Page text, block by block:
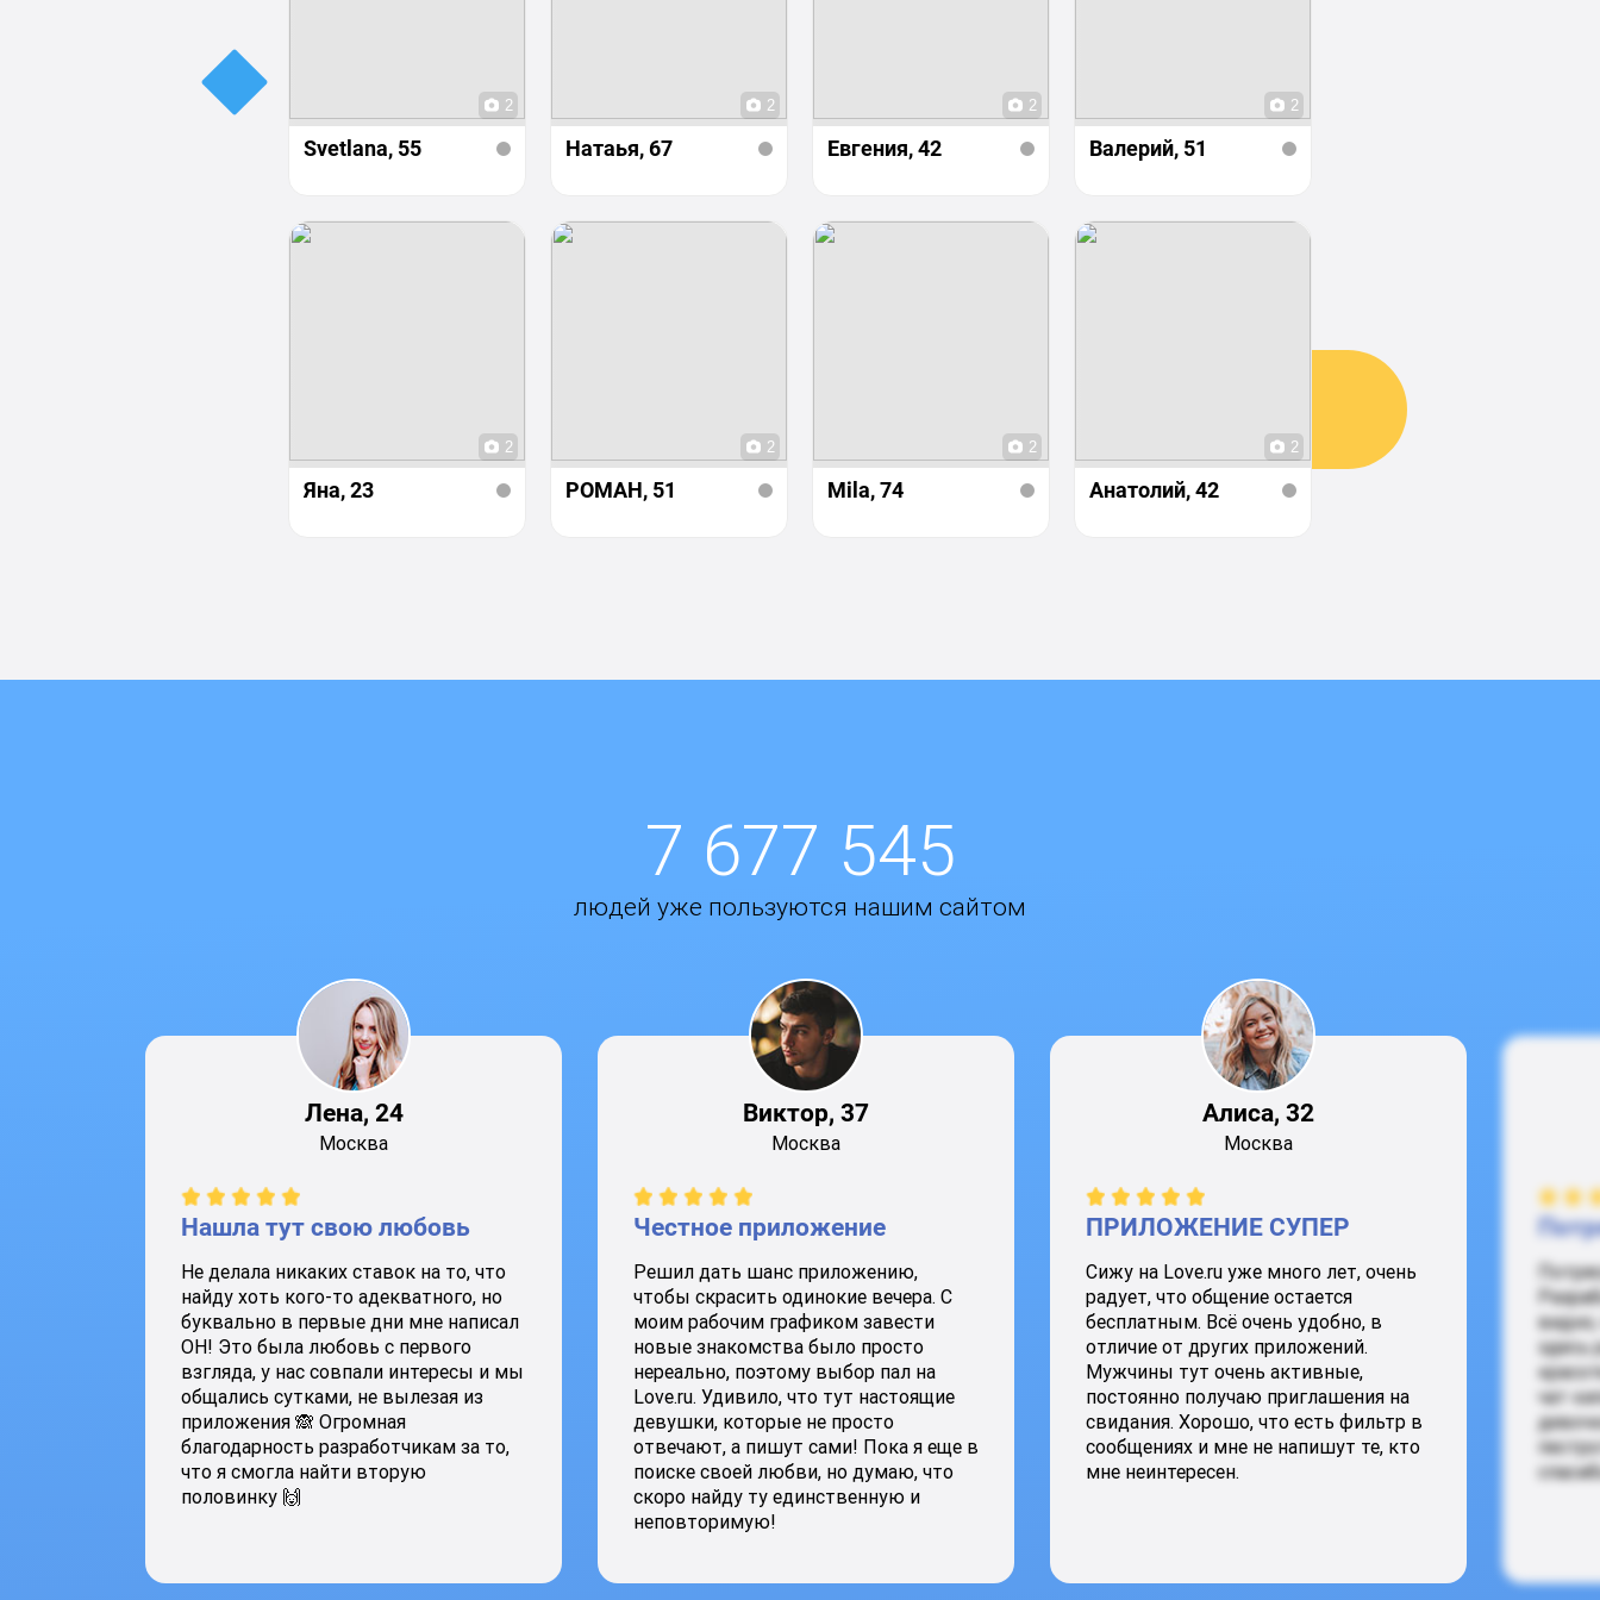
2
Svetlana, 55
2
Натаья, 67
2
Евгения, 42
2
Валерий, 51
2
Яна, 23
2
РОМАН, 51
2
Mila, 74
2
Анатолий, 42
7 677 545
людей уже пользуются нашим сайтом
Лена, 24
Москва
Нашла тут свою любовь
Не делала никаких ставок на то, что
найду хоть кого-то адекватного, но
буквально в первые дни мне написал
ОН! Это была любовь с первого
взгляда, у нас совпали интересы и мы
общались сутками, не вылезая из
приложения 🙈 Огромная
благодарность разработчикам за то,
что я смогла найти вторую
половинку 🙌
Виктор, 37
Москва
Честное приложение
Решил дать шанс приложению,
чтобы скрасить одинокие вечера. С
моим рабочим графиком завести
новые знакомства было просто
нереально, поэтому выбор пал на
Love.ru. Удивило, что тут настоящие
девушки, которые не просто
отвечают, а пишут сами! Пока я еще в
поиске своей любви, но думаю, что
скоро найду ту единственную и
неповторимую!
Алиса, 32
Москва
ПРИЛОЖЕНИЕ СУПЕР
Сижу на Love.ru уже много лет, очень
радует, что общение остается
бесплатным. Всё очень удобно, в
отличие от других приложений.
Мужчины тут очень активные,
постоянно получаю приглашения на
свидания. Хорошо, что есть фильтр в
сообщениях и мне не напишут те, кто
мне неинтересен.
здесь
чат